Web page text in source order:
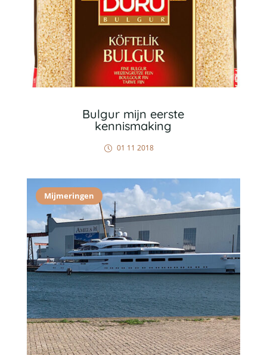
Bulgur mijn eerste
kennismaking
01 11 2018
Mijmeringen